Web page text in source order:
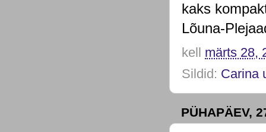
kaks
Lõuna-
kell märts 28,
Sildid: Carina
PÜHAPÄEV,